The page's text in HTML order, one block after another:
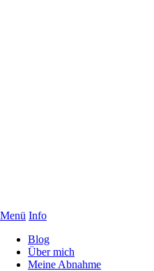
Menü Info
Blog
Über mich
Meine Abnahme